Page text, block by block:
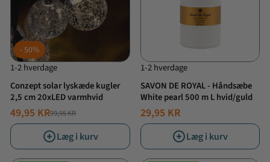
50%
1-2 hverdage
Conzept solar lyskæde kugler
2,5 cm 20xLED varmhvid
NORMALPRIS
99,95 KR
TILBUDSPRIS
49,95 KR
Læg i kurv
1-2 hverdage
SAVON DE ROYAL - Håndsæbe
White pearl 500 m L hvid/guld
29,95 KR
Læg i kurv